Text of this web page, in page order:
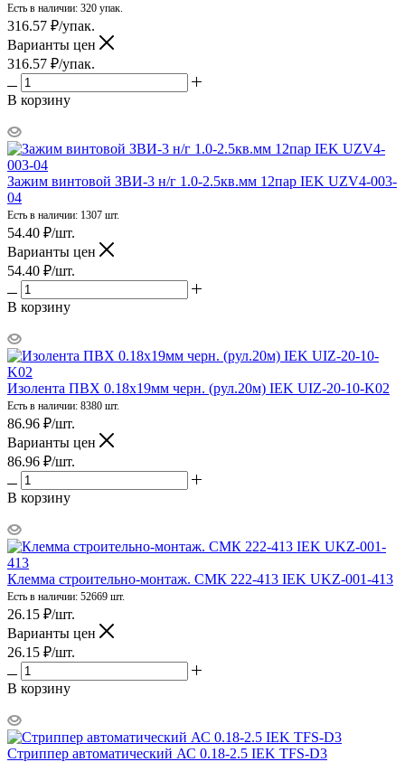
Есть в наличии: 320 упак.
316.57 ₽/упак.
Варианты цен
316.57 ₽/упак.
В корзину
Зажим винтовой ЗВИ-3 н/г 1.0-2.5кв.мм 12пар IEK UZV4-003-
04
Есть в наличии: 1307 шт.
54.40 ₽/шт.
Варианты цен
54.40 ₽/шт.
В корзину
Изолента ПВХ 0.18х19мм черн. (рул.20м) IEK UIZ-20-10-K02
Есть в наличии: 8380 шт.
86.96 ₽/шт.
Варианты цен
86.96 ₽/шт.
В корзину
Клемма строительно-монтаж. СМК 222-413 IEK UKZ-001-413
Есть в наличии: 52669 шт.
26.15 ₽/шт.
Варианты цен
26.15 ₽/шт.
В корзину
Стриппер автоматический АС 0.18-2.5 IEK TFS-D3